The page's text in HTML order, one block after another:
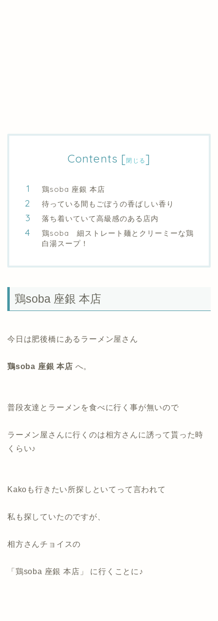
Contents [閉じる]
鶏soba 座銀 本店
待っている間もごぼうの香ばしい香り
落ち着いていて高級感のある店内
鶏soba 細ストレート麺とクリーミーな鶏
白湯スープ！
鶏soba 座銀 本店
今日は肥後橋にあるラーメン屋さん
鶏soba 座銀 本店 へ。
普段友達とラーメンを食べに行く事が無いので
ラーメン屋さんに行くのは相方さんに誘って貰った時
くらい♪
Kakoも行きたい所探しといてって言われて
私も探していたのですが、
相方さんチョイスの
「鶏soba 座銀 本店」 に行くことに♪